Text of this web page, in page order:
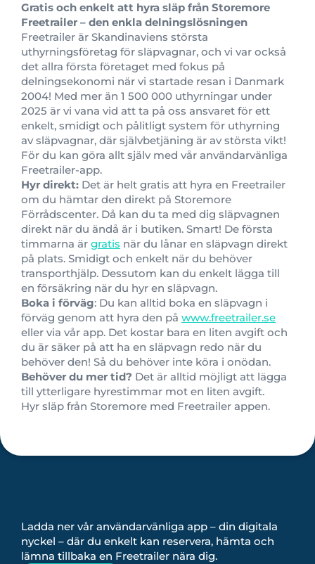
Gratis och enkelt att hyra släp från Storemore
Freetrailer – den enkla delningslösningen
Freetrailer är Skandinaviens största
uthyrningsföretag för släpvagnar, och vi var också
det allra första företaget med fokus på
delningsekonomi när vi startade resan i Danmark
2004! Med mer än 1 500 000 uthyrningar under
2025 är vi vana vid att ta på oss ansvaret för ett
enkelt, smidigt och pålitligt system för uthyrning
av släpvagnar, där självbetjäning är av största vikt!
För du kan göra allt själv med vår användarvänliga
Freetrailer-app.
Hyr direkt: Det är helt gratis att hyra en Freetrailer
om du hämtar den direkt på Storemore
Förrådscenter. Då kan du ta med dig släpvagnen
direkt när du ändå är i butiken. Smart! De första
timmarna är gratis när du lånar en släpvagn direkt
på plats. Smidigt och enkelt när du behöver
transporthjälp. Dessutom kan du enkelt lägga till
en försäkring när du hyr en släpvagn.
Boka i förväg: Du kan alltid boka en släpvagn i
förväg genom att hyra den på www.freetrailer.se
eller via vår app. Det kostar bara en liten avgift och
du är säker på att ha en släpvagn redo när du
behöver den! Så du behöver inte köra i onödan.
Behöver du mer tid? Det är alltid möjligt att lägga
till ytterligare hyrestimmar mot en liten avgift.
Hyr släp från Storemore med Freetrailer appen.
Ladda ner vår användarvänliga app – din digitala
nyckel – där du enkelt kan reservera, hämta och
lämna tillbaka en Freetrailer nära dig.